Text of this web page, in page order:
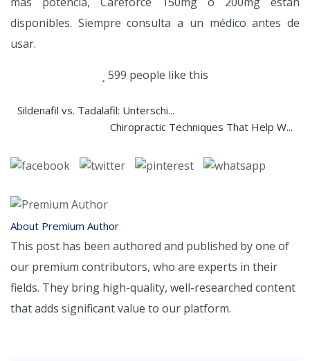
disponibles. Siempre consulta a un médico antes de
usar.
599 people like this
Sildenafil vs. Tadalafil: Unterschi...
Chiropractic Techniques That Help W...
About Premium Author
This post has been authored and published by one of
our premium contributors, who are experts in their
fields. They bring high-quality, well-researched content
that adds significant value to our platform.